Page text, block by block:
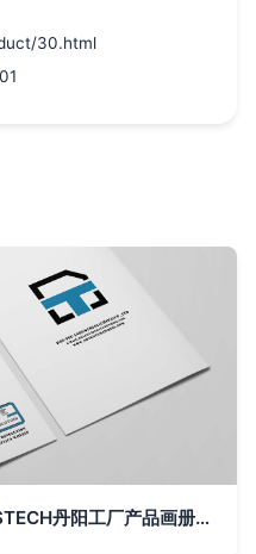
30.html
智造精工，赋能未来 —— DASTECH丹阳工厂产品画册设计概念